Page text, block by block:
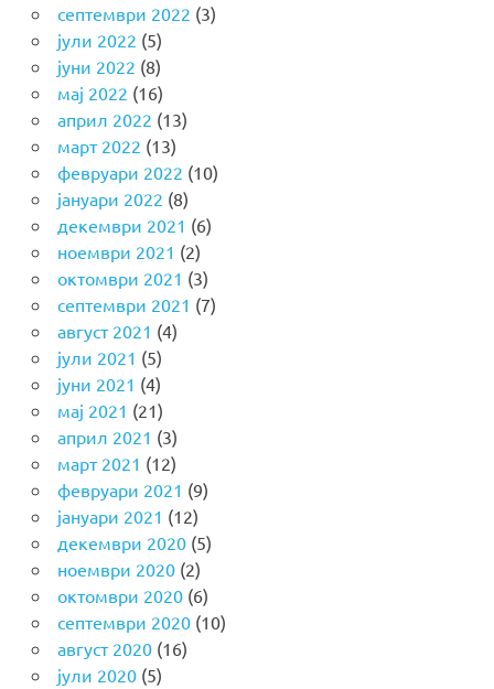
септември 2022 (3)
јули 2022 (5)
јуни 2022 (8)
мај 2022 (16)
април 2022 (13)
март 2022 (13)
февруари 2022 (10)
јануари 2022 (8)
декември 2021 (6)
ноември 2021 (2)
октомври 2021 (3)
септември 2021 (7)
август 2021 (4)
јули 2021 (5)
јуни 2021 (4)
мај 2021 (21)
април 2021 (3)
март 2021 (12)
февруари 2021 (9)
јануари 2021 (12)
декември 2020(5)
ноември 2020(2)
октомври 2020(6)
септември 2020(10)
август 2020(16)
јули 2020(5)